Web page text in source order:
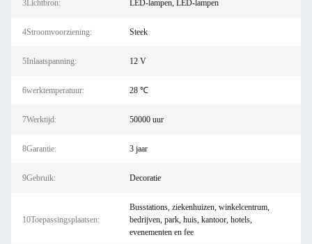
3Lichtbron: LED-lampen, LED-lampen
4Stroomvoorziening: Steek
5Inlaatspanning: 12 V
6werktemperatuur: 28 ℃
7Werktijd: 50000 uur
8Garantie: 3 jaar
9Gebruik: Decoratie
10Toepassingsplaatsen:
Busstations, ziekenhuizen, winkelcentrum,
bedrijven, park, huis, kantoor, hotels,
evenementen en fee